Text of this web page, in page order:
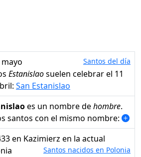
Santos del día
Estanislaosuelen celebrar el 11
San Estanislao
es un nombre dehombre.
santos con el mismo nombre:
Santos nacidos en Polonia